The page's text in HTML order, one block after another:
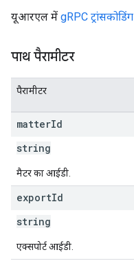
यूआरएल में gRPC ट्रांसकोडिंग
पाथ पैरामीटर
पैरामीटर
matterId
string
मैटर का आईडी.
exportId
string
एक्सपोर्ट आईडी.